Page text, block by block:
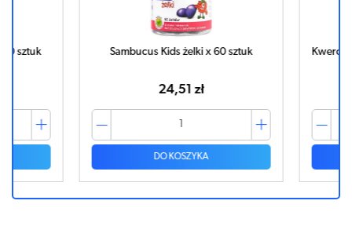
sztuk Sambucus Kids żelki x 60 sztuk
24,51 zł
DO KOSZYKA